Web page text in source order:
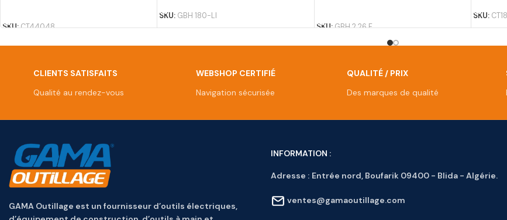
SKU:CT44048
SKU: GBH 180-LI
SKU:GBH 2 26 F
SKU:
CLIENTS SATISFAITS
Qualité au rendez-vous
WEBSHOP CERTIFIÉ
Navigation sécurisée
QUALITÉ / PRIX
Des marques de qualité
GAMA Outillage est un fournisseur d’outils électriques,
INFORMATION :
Adresse : Entrée nord, Boufarik 09400 - Blida - Algérie.
ventes@gamaoutillage.com